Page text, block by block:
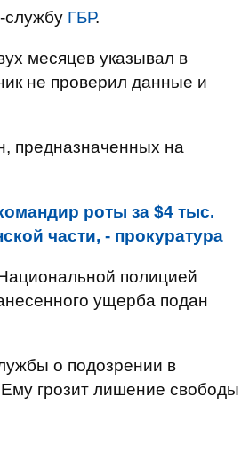
службу ГБР.
месяцев указывал в
не проверил данные и
предназначенных на
роты за $4 тыс.
части, - прокуратура
полицией
ущерба подан
о подозрении в
грозит лишение свободы